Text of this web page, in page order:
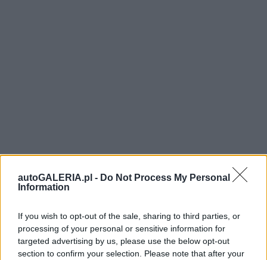
autoGALERIA.pl - Do Not Process My Personal
Information
If you wish to opt-out of the sale, sharing to third parties, or
processing of your personal or sensitive information for
targeted advertising by us, please use the below opt-out
section to confirm your selection. Please note that after your